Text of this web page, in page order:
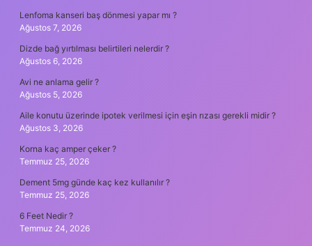
Lenfoma kanseri baş dönmesi yapar mı ?
Ağustos 7, 2026
Dizde bağ yırtılması belirtileri nelerdir ?
Ağustos 6, 2026
Avi ne anlama gelir ?
Ağustos 5, 2026
Aile konutu üzerinde ipotek verilmesi için eşin rızası gerekli midir ?
Ağustos 3, 2026
Korna kaç amper çeker ?
Temmuz 25, 2026
Dement 5mg günde kaç kez kullanılır ?
Temmuz 25, 2026
6 Feet Nedir ?
Temmuz 24, 2026